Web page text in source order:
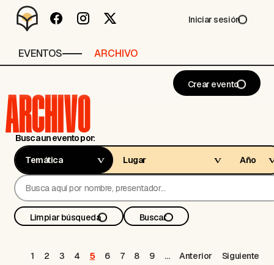
EVENTOS ARCHIVO
Iniciar sesión
Crear evento
ARCHIVO
Busca un evento por:
Limpiar búsqueda Buscar
1 2 3 4 5 6 7 8 9 … Anterior Siguiente